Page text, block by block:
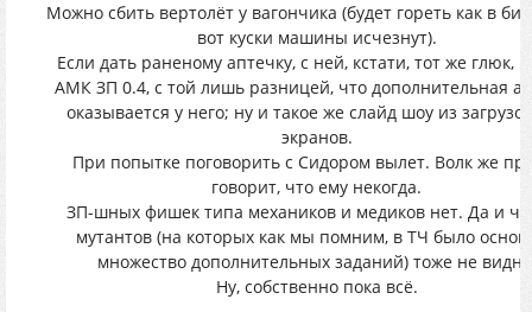
Можно сбить вертолёт у вагончика (будет гореть как в
вот куски машины исчезнут).
Если дать раненому аптечку, с ней, кстати, тот же глюк,
АМК ЗП 0.4, с той лишь разницей, что дополнительная
оказывается у него; ну и такое же слайд шоу из
экранов.
При попытке поговорить с Сидором вылет. Волк же
говорит, что ему некогда.
ЗП-шных фишек типа механиков и медиков нет. Да и
мутантов (на которых как мы помним, в ТЧ было
множество дополнительных заданий) тоже не
Ну, собственно пока всё.